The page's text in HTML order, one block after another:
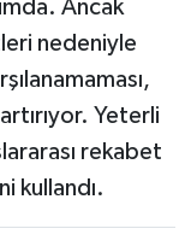
Ancak
nedeniyle
Yeterli
rekabet
kullandı.